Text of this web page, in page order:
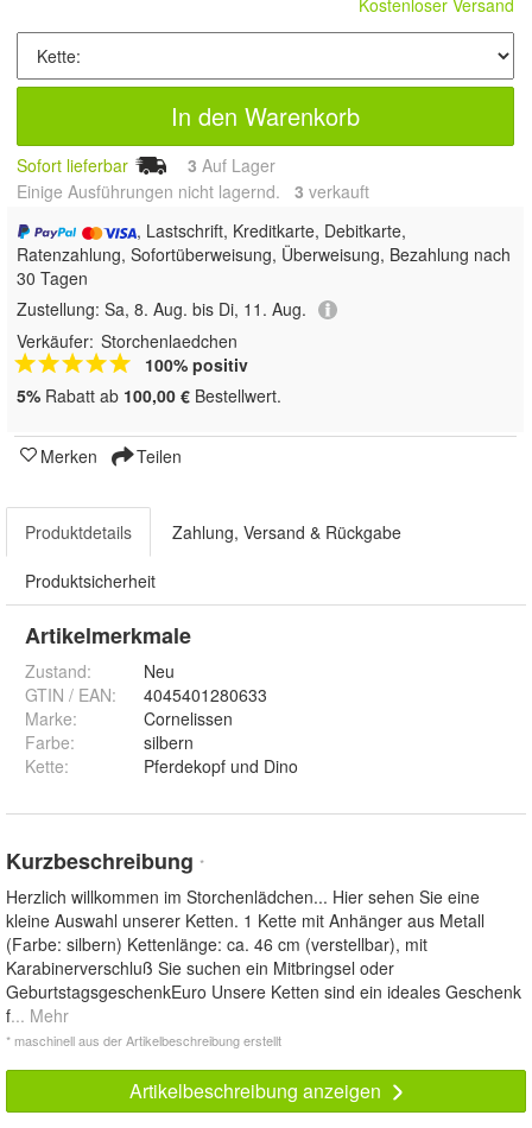
In den Warenkorb
Sofort lieferbar 3 Auf Lager
Einige Ausführungen nicht lagernd. 3 verkauft
, Lastschrift, Kreditkarte, Debitkarte,
Ratenzahlung, Sofortüberweisung, Überweisung, Bezahlung nach
30 Tagen
Zustellung: Sa, 8. Aug. bis Di, 11. Aug.
Verkäufer: Storchenlaedchen
100% positiv
5% Rabatt ab 100,00 € Bestellwert.
Merken Teilen
Produktdetails Zahlung, Versand & Rückgabe
Produktsicherheit
Artikelmerkmale
Zustand:
Neu
GTIN / EAN:
4045401280633
Marke:
Cornelissen
Farbe:
silbern
Kette: Pferdekopf und Dino
Kurzbeschreibung *
Herzlich willkommen im Storchenlädchen... Hier sehen Sie eine
kleine Auswahl unserer Ketten. 1 Kette mit Anhänger aus Metall
(Farbe: silbern) Kettenlänge: ca. 46 cm (verstellbar), mit
Karabinerverschluß Sie suchen ein Mitbringsel oder
GeburtstagsgeschenkEuro Unsere Ketten sind ein ideales Geschenk
f... Mehr
* maschinell aus der Artikelbeschreibung erstellt
Artikelbeschreibung anzeigen